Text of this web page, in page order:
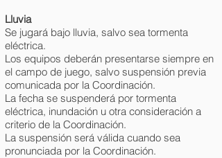
Lluvia
Se jugará bajo lluvia, salvo sea tormenta
eléctrica.
Los equipos deberán presentarse siempre en
el campo de juego, salvo suspensión previa
comunicada por la Coordinación.
La fecha se suspenderá por tormenta
eléctrica, inundación u otra consideración a
criterio de la Coordinación.
La suspensión será válida cuando sea
pronunciada por la Coordinación.